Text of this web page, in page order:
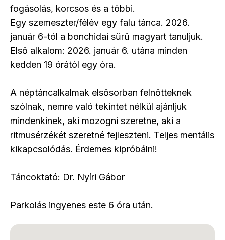
fogásolás, korcsos és a többi.
Egy szemeszter/félév egy falu tánca. 2026.
január 6-tól a bonchidai sűrű magyart tanuljuk.
Első alkalom: 2026. január 6. utána minden
kedden 19 órától egy óra.
A néptáncalkalmak elsősorban felnőtteknek
szólnak, nemre való tekintet nélkül ajánljuk
mindenkinek, aki mozogni szeretne, aki a
ritmusérzékét szeretné fejleszteni. Teljes mentális
kikapcsolódás. Érdemes kipróbálni!
Táncoktató: Dr. Nyíri Gábor
Parkolás ingyenes este 6 óra után.